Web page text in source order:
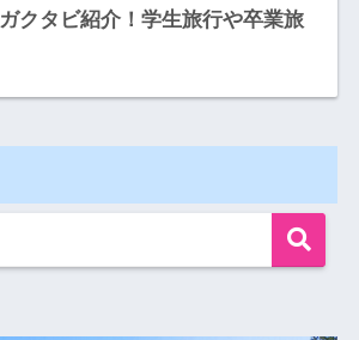
クタビ紹介！学生旅行や卒業旅